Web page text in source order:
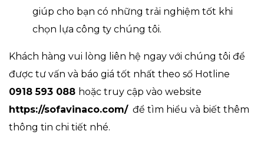
giúp cho bạn có những trải nghiệm tốt khi
chọn lựa công ty chúng tôi.
Khách hàng vui lòng liên hệ ngay với chúng tôi để
được tư vấn và báo giá tốt nhất theo số Hotline
0918 593 088 hoặc truy cập vào website
https://sofavinaco.com/để tìm hiểu và biết thêm
thông tin chi tiết nhé.